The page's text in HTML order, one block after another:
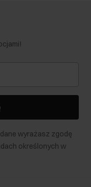
wyrażasz zgodę
określonych w